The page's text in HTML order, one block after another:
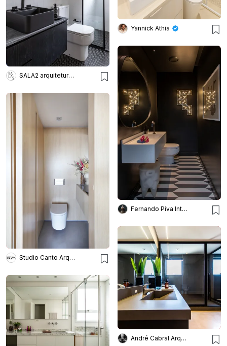
Yannick Athia
SALA2 arquitetura e design
Fernando Piva Interiores
Studio Canto Arquitetura
André Cabral Arquitetura